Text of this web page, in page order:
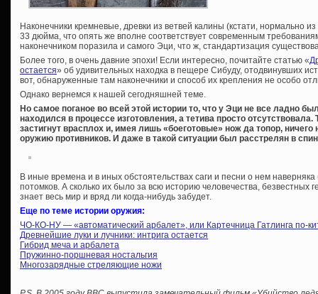
Наконечники кремневые, древки из ветвей калины (кстати, нормально
33 дюйма, что опять же вполне соответствует современным
наконечником поразила и самого Эци, что ж, стандартизация
Более того, в очень давние эпохи! Если интересно, почитайте статью «
остается» об удивительных находка в пещере Сибуду, отодвинувших
вот, обнаруженные там наконечники и способ их крепления не особо
Однако вернемся к нашей сегодняшней теме.
Но самое поганое во всей этой истории то, что у Эци не все ладно
находился в процессе изготовления, а тетива просто
застигнут врасплох и, имея лишь «боеготовые» нож да топор,
оружию противников. И даже в такой ситуации был расстрелян в
В иные времена и в иных обстоятельствах саги и песни о нем
потомков. А сколько их было за всю историю человечества, безвестных
знает весь мир и вряд ли когда-нибудь забудет.
Еще по теме истории оружия:
ЧО-КО-НУ — «автоматический арбалет», или Картечница Гатлинга по-
Древнейшие луки и лучники: интрига остается
Гибрид меча и арбалета
Пружинно-поршневая ностальгия
Многозарядные стреляющие ножи